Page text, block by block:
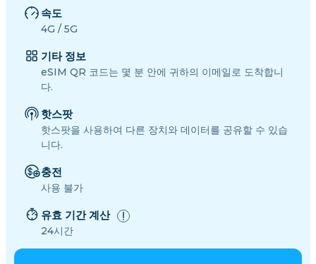
속도
4G / 5G
기타 정보
eSIM QR 코드는 몇 분 안에 귀하의 이메일로 도착합니
다.
핫스팟
핫스팟을 사용하여 다른 장치와 데이터를 공유할 수 있습
니다.
충전
사용 불가
유효 기간 계산
24시간